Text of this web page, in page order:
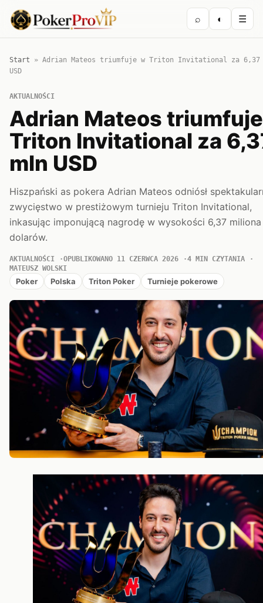
⌕ ◐ ☰
Start » Adrian Mateos triumfuje w Triton Invitational za 6,37
USD
AKTUALNOŚCI
Adrian Mateos
Triton Invitational za
mln USD
Hiszpański as pokera Adrian Mateos odniósł
zwycięstwo w prestiżowym turnieju Triton Invitational,
inkasując imponującą nagrodę w wysokości 6,37 miliona
dolarów.
AKTUALNOŚCI OPUBLIKOWANO 11 CZERWCA 2026
4 MIN CZYTANIA
MATEUSZ WOLSKI
Poker Polska Triton Poker Turnieje pokerowe